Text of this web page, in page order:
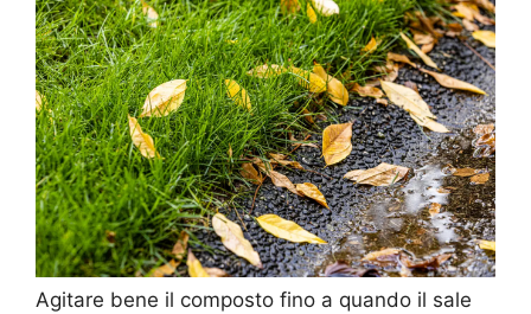
Agitare bene il composto fino a quando il sale